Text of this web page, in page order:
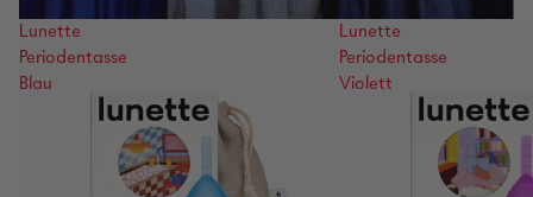
Lunette
Periodentasse
Blau
Lunette
Periodentasse
Violett